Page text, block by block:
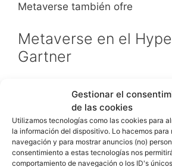
Gestionar el
de las cookies
Utilizamos tecnologías como las cookies para
la información del dispositivo. Lo hacemos
navegación y para mostrar anuncios (no)
consentimiento a estas tecnologías nos
comportamiento de navegación o los ID's
instalar programas ni arriesgar
sobre
casinos online gratis sin
depÃ³sitoreÃºne informaciÃ³n
permite conocer cÃ³mo
plataformas y quÃ© aspectos
antes de empezar a jugar.
Elegir plataformas reguladas es
Metaverse también ofre
Metaverse en el
Gartner
fase de Lanzamiento
Hype Cycle de Gartner y
no antes de los 10 años a
Ejemplos de uso de